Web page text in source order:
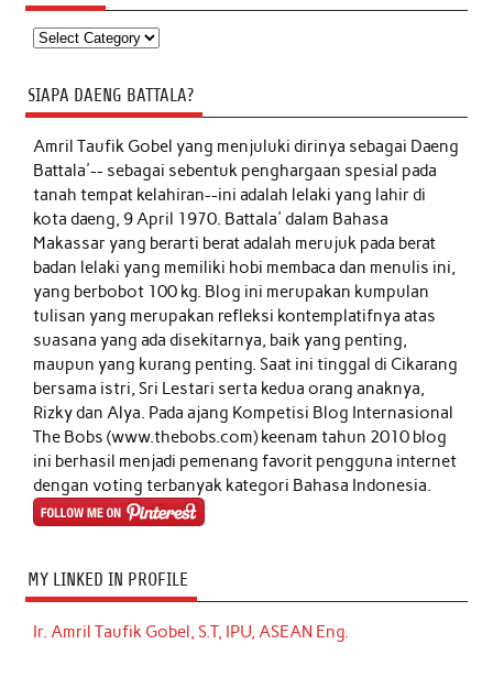
Kategori
SIAPA DAENG BATTALA?
Amril Taufik Gobelyang menjuluki dirinya sebagai Daeng
Battala'-- sebagai sebentuk penghargaan spesial pada
tanah tempat kelahiran--ini adalah lelaki yang lahir di
kota daeng, 9 April 1970. Battala' dalam Bahasa
Makassar yang berarti berat adalah merujuk pada berat
badan lelaki yang memiliki hobi membaca dan menulis ini,
yang berbobot 100 kg. Blog ini merupakan kumpulan
tulisan yang merupakan refleksi kontemplatifnya atas
suasana yang ada disekitarnya, baik yang penting,
maupun yang kurang penting. Saat ini tinggal di Cikarang
bersama istri, Sri Lestari serta kedua orang anaknya,
Rizky dan Alya. Pada ajang Kompetisi Blog Internasional
The Bobs (www.thebobs.com) keenam tahun 2010 blog
ini berhasil menjadi pemenang favorit pengguna internet
dengan voting terbanyak kategori Bahasa Indonesia.
MY LINKED IN PROFILE
Ir. Amril Taufik Gobel, S.T, IPU, ASEAN Eng.